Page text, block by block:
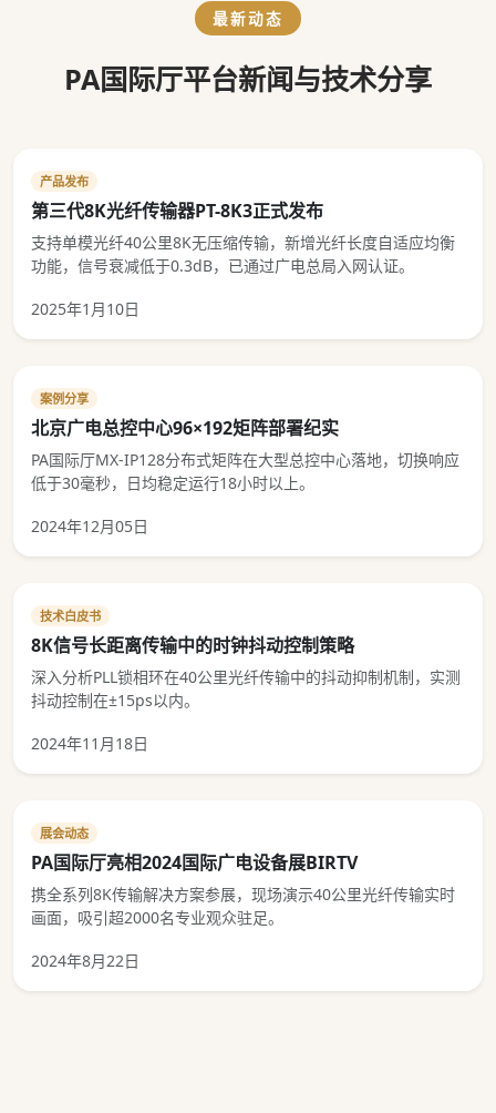
最新动态
PA国际厅平台新闻与技术分享
产品发布
第三代8K光纤传输器PT-8K3正式发布
支持单模光纤40公里8K无压缩传输，新增光纤长度自适应均衡
功能，信号衰减低于0.3dB，已通过广电总局入网认证。
2025年1月10日
案例分享
北京广电总控中心96×192矩阵部署纪实
PA国际厅MX-IP128分布式矩阵在大型总控中心落地，切换响应
低于30毫秒，日均稳定运行18小时以上。
2024年12月05日
技术白皮书
8K信号长距离传输中的时钟抖动控制策略
深入分析PLL锁相环在40公里光纤传输中的抖动抑制机制，实测
抖动控制在±15ps以内。
2024年11月18日
展会动态
PA国际厅亮相2024国际广电设备展BIRTV
携全系列8K传输解决方案参展，现场演示40公里光纤传输实时
画面，吸引超2000名专业观众驻足。
2024年8月22日